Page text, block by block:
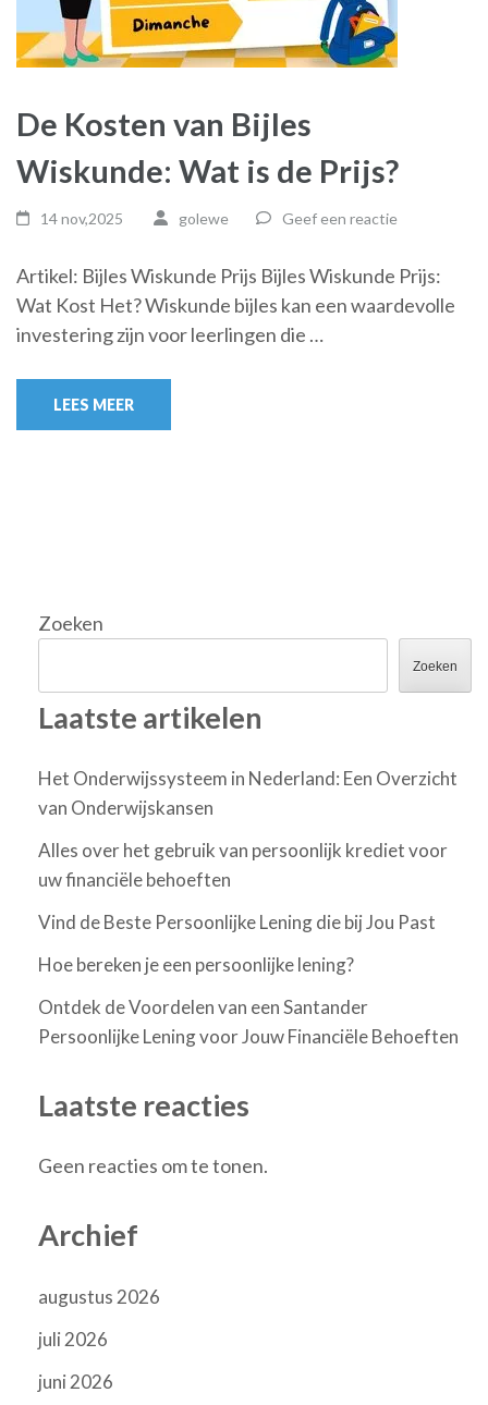
De Kosten van Bijles
Wiskunde: Wat is de Prijs?
14 nov,2025 golewe Geef een reactie
Artikel: Bijles Wiskunde Prijs Bijles Wiskunde Prijs:
Wat Kost Het? Wiskunde bijles kan een waardevolle
investering zijn voor leerlingen die …
LEES MEER
Zoeken
Zoeken
Laatste artikelen
Het Onderwijssysteem in Nederland: Een Overzicht
van Onderwijskansen
Alles over het gebruik van persoonlijk krediet voor
uw financiële behoeften
Vind de Beste Persoonlijke Lening die bij Jou Past
Hoe bereken je een persoonlijke lening?
Ontdek de Voordelen van een Santander
Persoonlijke Lening voor Jouw Financiële Behoeften
Laatste reacties
Geen reacties om te tonen.
Archief
augustus 2026
juli 2026
juni 2026